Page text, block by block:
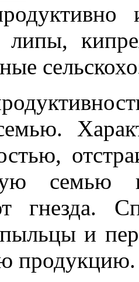
липы,
семью
гнезда.
пыльцы и
продукцию.